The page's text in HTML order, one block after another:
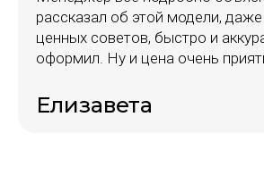
рассказал об этой модели,
ценных советов, быстро и
оформил. Ну и цена очень
Елизавета